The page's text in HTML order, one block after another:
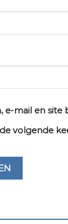
e-mail en site
volgende